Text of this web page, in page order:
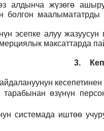
алдынча жүзөгө
болгон
эсепке алуу
максаттарда
3.
тарабынан өзүнүн
системада иштөө